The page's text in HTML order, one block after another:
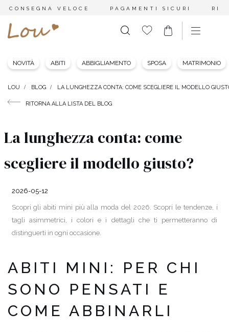
CONSEGNA VELOCE PAGAMENTI SICURI
NOVITÀ ABITI ABBIGLIAMENTO SPOSA MATRIMONIO
LOU BLOG LA LUNGHEZZA CONTA: COME SCEGLIERE IL MODELLO
RITORNA ALLA LISTA DEL BLOG
La lunghezza conta: come
scegliere il modello giusto?
2026-05-12
Scopri gli abiti mini più alla moda del 2026. Scopri le tendenze, i
tagli asimmetrici, i colori e i dettagli che ti permetteranno di
distinguerti in ogni occasione.
ABITI MINI: PER CHI
SONO PENSATI E
COME ABBINARLI